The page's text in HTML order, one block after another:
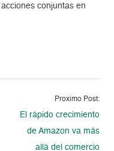
conjuntas en
Proximo Post:
El rápido crecimiento
de Amazon va más
allá del comercio